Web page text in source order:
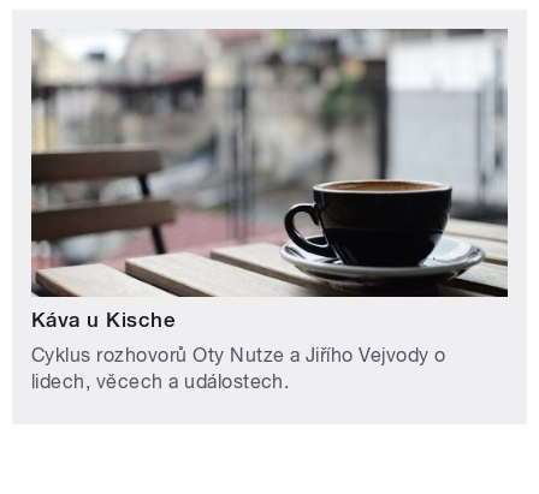
Káva u Kische
Cyklus rozhovorů Oty Nutze a Jiřího Vejvody o
lidech, věcech a událostech.